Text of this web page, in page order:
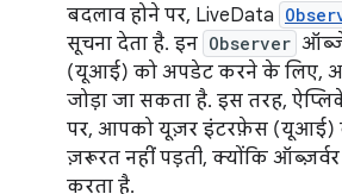
बदलाव होने पर, LiveData
सूचना देता है. इन Observer
(यूआई) को अपडेट करने के लिए,
जोड़ा जा सकता है. इस तरह,
पर, आपको यूज़र इंटरफ़ेस (यूआई)
ज़रूरत नहीं पड़ती, क्योंकि
करता है.